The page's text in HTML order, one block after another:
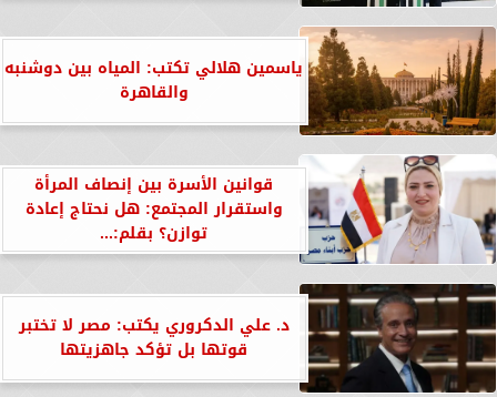
ياسمين هلالي تكتب: المياه بين دوشنبه
والقاهرة
قوانين الأسرة بين إنصاف المرأة
واستقرار المجتمع: هل نحتاج إعادة
توازن؟ بقلم:...
د. علي الدكروري يكتب: مصر لا تختبر
قوتها بل تؤكد جاهزيتها